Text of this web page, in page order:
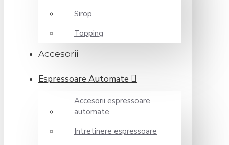
Sirop
Topping
Accesorii
Espressoare Automate
Accesorii espressoare
automate
Intretinere espressoare